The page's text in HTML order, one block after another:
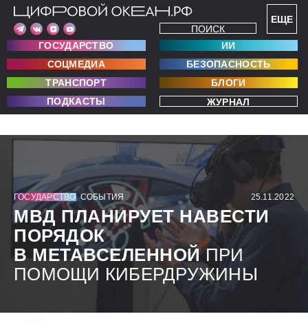
ЕЩЕ
ПОИСК
ГОСУДАРСТВО
ИИ
СОЦМЕДИА
БЕЗОПАСНОСТЬ
ТРАНСПОРТ
БЛОГИ
ПОДКАСТЫ
ЖУРНАЛ
ГОСУДАРСТВО СОБЫТИЯ 25.11.2022
МВД ПЛАНИРУЕТ НАВЕСТИ
ПОРЯДОК
В МЕТАВСЕЛЕННОЙПРИ
ПОМОЩИ КИБЕРДРУЖИНЫ